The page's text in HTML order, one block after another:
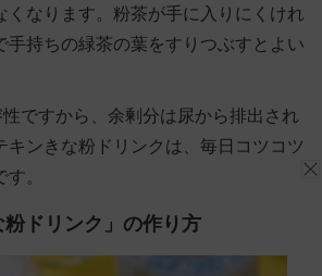
くなります。粉茶が手に入りにくけれ
手持ちの緑茶の葉をすりつぶすとよい
ですから、余剰分は尿から排出され
キンきな粉ドリンクは、毎日コツコツ
。
粉ドリンク」の作り方